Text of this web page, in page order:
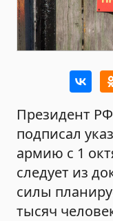
Президент
подписал
армию с 1
следует из
силы
тысяч